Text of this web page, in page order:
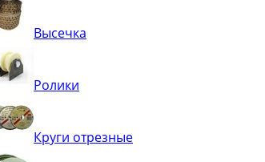
Высечка
Ролики
Круги отрезные